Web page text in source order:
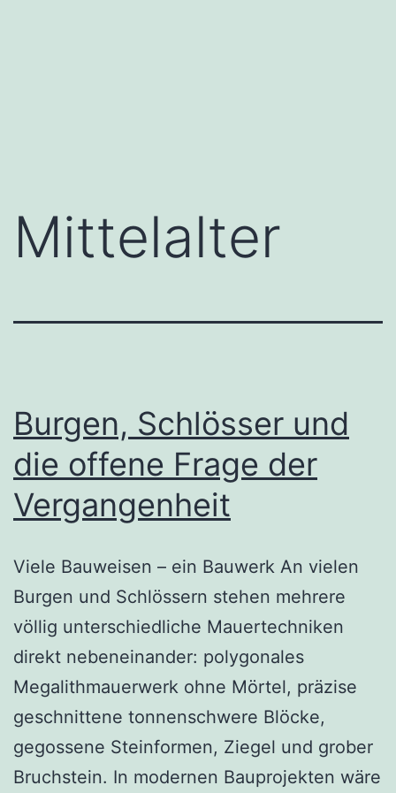
Mittelalter
Burgen, Schlösser und
die offene Frage der
Vergangenheit
Viele Bauweisen – ein Bauwerk An vielen
Burgen und Schlössern stehen mehrere
völlig unterschiedliche Mauertechniken
direkt nebeneinander: polygonales
Megalithmauerwerk ohne Mörtel, präzise
geschnittene tonnenschwere Blöcke,
gegossene Steinformen, Ziegel und grober
Bruchstein. In modernen Bauprojekten wäre